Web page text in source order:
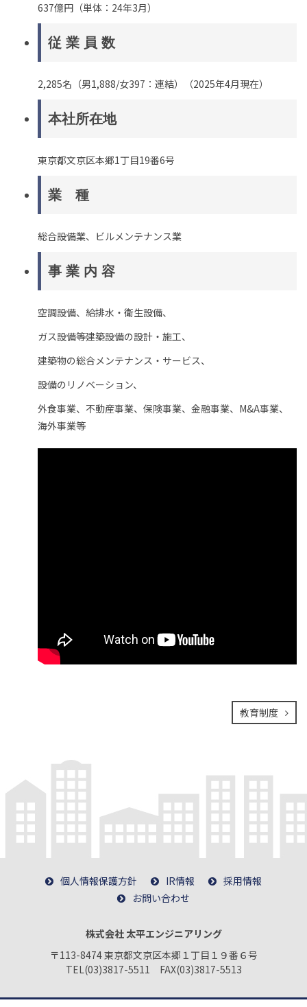
637億円（単体：24年3月）
従 業 員 数
2,285名（男1,888/女397：連結）（2025年4月現在）
本社所在地
東京都文京区本郷1丁目19番6号
業 種
総合設備業、ビルメンテナンス業
事 業 内 容
空調設備、給排水・衛生設備、
ガス設備等建築設備の設計・施工、
建築物の総合メンテナンス・サービス、
設備のリノベーション、
外食事業、不動産事業、保険事業、金融事業、M&A事業、
海外事業等
教育制度
個人情報保護方針 IR情報
採用情報
お問い合わせ
株式会社 太平エンジニアリング
〒113-8474 東京都文京区本郷１丁目１９番６号
TEL(03)3817-5511 FAX(03)3817-5513